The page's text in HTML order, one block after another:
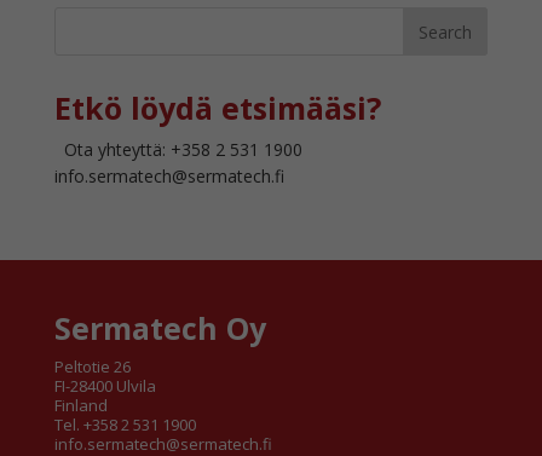
Etkö löydä etsimääsi?
Ota yhteyttä: +358 2 531 1900
info.sermatech@sermatech.fi
Sermatech Oy
Peltotie 26
FI-28400 Ulvila
Finland
Tel. +358 2 531 1900
info.sermatech@sermatech.fi